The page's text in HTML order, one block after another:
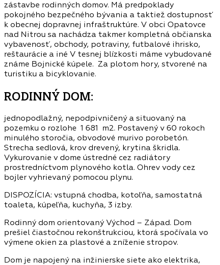
zástavbe rodinných domov. Má predpoklady
pokojného bezpečného bývania a taktiež dostupnosť
k obecnej dopravnej infraštruktúre. V obci Opatovce
nad Nitrou sa nachádza takmer kompletná občianska
vybavenosť, obchody, potraviny, futbalové ihrisko,
reštaurácie a iné V tesnej blízkosti máme vybudované
známe Bojnické kúpele. Za plotom hory, stvorené na
turistiku a bicyklovanie.
RODINNÝ DOM:
jednopodlažný, nepodpivničený a situovaný na
pozemku o rozlohe 1 681 m2. Postavený v 60 rokoch
minulého storočia, obvodové murivo porobetón.
Strecha sedlová, krov drevený, krytina škridla.
Vykurovanie v dome ústredné cez radiátory
prostredníctvom plynového kotla. Ohrev vody cez
bojler vyhrievaný pomocou plynu.
DISPOZÍCIA: vstupná chodba, kotoľňa, samostatná
toaleta, kúpeľňa, kuchyňa, 3 izby.
Rodinný dom orientovaný Východ – Západ. Dom
prešiel čiastočnou rekonštrukciou, ktorá spočívala vo
výmene okien za plastové a zníženie stropov.
Dom je napojený na inžinierske siete ako elektrika,